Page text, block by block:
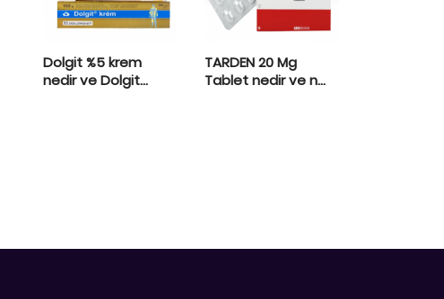
Dolgit %5 krem
nedir ve Dolgit...
TARDEN 20 Mg
Tablet nedir ve n...